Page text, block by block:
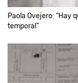
Paola Ovejero: “Hay
temporal”